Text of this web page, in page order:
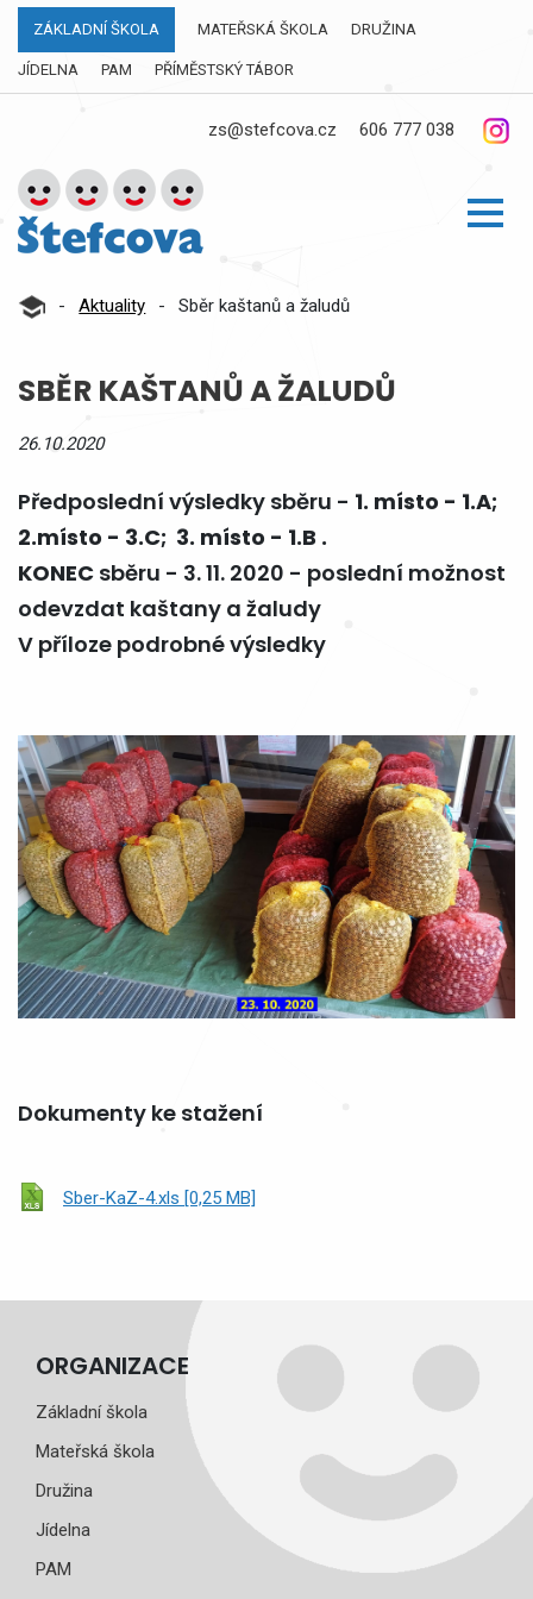
ZÁKLADNÍ ŠKOLA MATEŘSKÁ ŠKOLA DRUŽINA
JÍDELNA PAM PŘÍMĚSTSKÝ TÁBOR
zs@stefcova.cz 606 777 038
- Aktuality - Sběr kaštanů a žaludů
SBĚR KAŠTANŮ A ŽALUDŮ
26.10.2020
Předposlední výsledky sběru - 1. místo - 1.A;
2.místo - 3.C; 3. místo - 1.B .
KONEC sběru - 3. 11. 2020 - poslední možnost
odevzdat kaštany a žaludy
V příloze podrobné výsledky
Dokumenty ke stažení
Sber-KaZ-4.xls [0,25 MB]
ORGANIZACE
Základní škola
Mateřská škola
Družina
Jídelna
PAM